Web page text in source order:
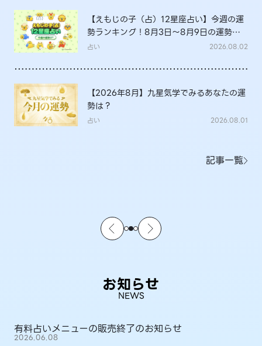
【えもじの子（占）12星座占い】今週の運
勢ランキング！8月3日～8月9日の運勢
は？
占い 2026.08.02
【2026年8月】九星気学でみるあなたの運
勢は？
占い 2026.08.01
記事一覧
お知らせ
NEWS
有料占いメニューの販売終了のお知らせ
2026.06.08